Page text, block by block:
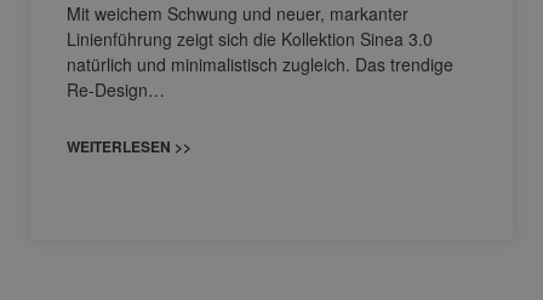
Mit weichem Schwung und neuer, markanter
Linienführung zeigt sich die Kollektion Sinea 3.0
natürlich und minimalistisch zugleich. Das trendige
Re-Design…
WEITERLESEN >>